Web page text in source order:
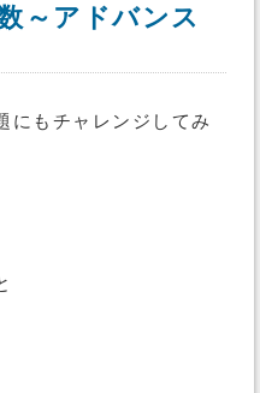
～アドバンス
にもチャレンジしてみ